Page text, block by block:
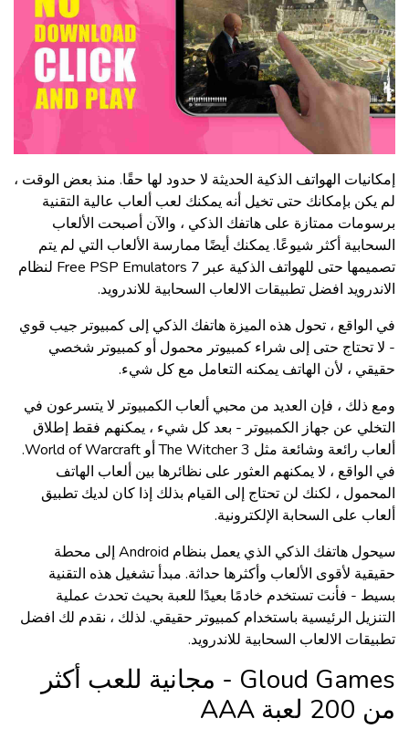
إمكانيات الهواتف الذكية الحديثة لا حدود لها حقًا. منذ بعض الوقت ،
لم يكن بإمكانك حتى تخيل أنه يمكنك لعب ألعاب عالية التقنية
برسومات ممتازة على هاتفك الذكي ، والآن أصبحت الألعاب
السحابية أكثر شيوعًا. يمكنك أيضًا ممارسة الألعاب التي لم يتم
تصميمها حتى للهواتف الذكية عبر 7 Free PSP Emulators لنظام
الاندرويد افضل تطبيقات الالعاب السحابية للاندرويد.
في الواقع ، تحول هذه الميزة هاتفك الذكي إلى كمبيوتر جيب قوي
- لا تحتاج حتى إلى شراء كمبيوتر محمول أو كمبيوتر شخصي
حقيقي ، لأن الهاتف يمكنه التعامل مع كل شيء.
ومع ذلك ، فإن العديد من محبي ألعاب الكمبيوتر لا يتسرعون في
التخلي عن جهاز الكمبيوتر - بعد كل شيء ، يمكنهم فقط إطلاق
ألعاب رائعة وشائعة مثل The Witcher 3 أو World of Warcraft.
في الواقع ، لا يمكنهم العثور على نظائرها بين ألعاب الهاتف
المحمول ، لكنك لن تحتاج إلى القيام بذلك إذا كان لديك تطبيق
ألعاب على السحابة الإلكترونية.
سيحول هاتفك الذكي الذي يعمل بنظام Android إلى محطة
حقيقية لأقوى الألعاب وأكثرها حداثة. مبدأ تشغيل هذه التقنية
بسيط - فأنت تستخدم خادمًا بعيدًا للعبة بحيث تحدث عملية
التنزيل الرئيسية باستخدام كمبيوتر حقيقي. لذلك ، نقدم لك افضل
تطبيقات الالعاب السحابية للاندرويد.
Gloud Games - مجانية للعب أكثر
من 200 لعبة AAA